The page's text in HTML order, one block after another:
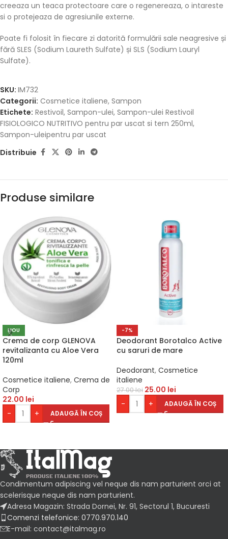
creeaza un teaca protectoare care o regenereaza, o intareste
si o protejeaza de agresiunile externe.
Poate fi folosit în fiecare zi datorită formulării sale neagresive și
fără SLES (Sodium Laureth Sulfate) și SLS (Sodium Lauryl
Sulfate).
SKU: IM732
Categorii: Cosmetice italiene, Sampon
Etichete: Restivoil, Sampon-ulei, Sampon-ulei Restivoil
FISIOLOGICO NUTRITIVO pentru par uscat si tern 250ml,
Sampon-uleipentru par uscat
Distribuie
Produse similare
NOU
Crema de corp GLENOVA
revitalizanta cu Aloe Vera
120ml
Cosmetice italiene, Crema de
Corp
22.00 lei
-
+ ADAUGĂ ÎN COȘ
-7%
Deodorant Borotalco Active
cu saruri de mare
Deodorant, Cosmetice
italiene
27.00lei 25.00 lei
-
+ ADAUGĂ ÎN COȘ
Condimentum adipiscing vel neque dis nam parturient orci at
scelerisque neque dis nam parturient.
Adresa Magazin: Strada Dornei, Nr. 91, Sectorul 1, Bucuresti
Comenzi telefonice: 0770.970.140
E-mail: contact@italmag.ro